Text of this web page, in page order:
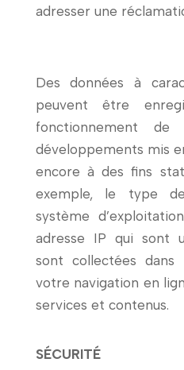
adresser une
Des données à
peuvent être
fonctionnement
développements mis
encore à des fins
exemple, le type
système
adresse IP qui sont
sont collectées dans
votre navigation en
services et contenus.
SÉCURITÉ